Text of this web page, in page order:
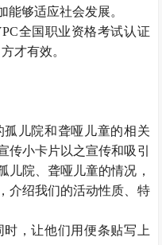
能够适应社会发展。
全国职业资格考试认证
才有效。
儿院和聋哑儿童的相关
传小卡片以之宣传和吸引
儿院、聋哑儿童的情况，
介绍我们的活动性质、特
，让他们用便条贴写上